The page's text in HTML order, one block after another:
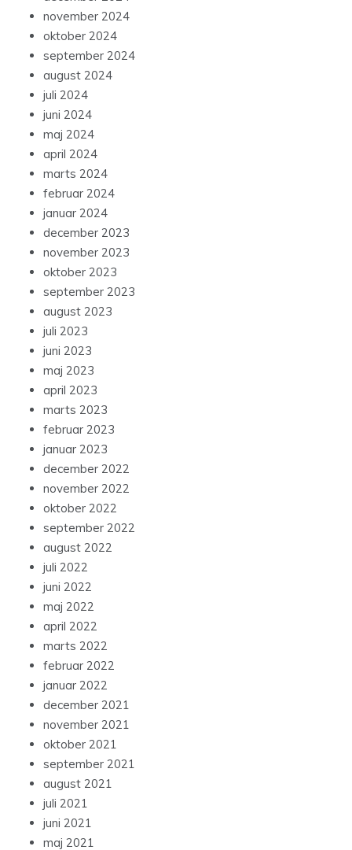
november 2024
oktober 2024
september 2024
august 2024
juli 2024
juni 2024
maj 2024
april 2024
marts 2024
februar 2024
januar 2024
december 2023
november 2023
oktober 2023
september 2023
august 2023
juli 2023
juni 2023
maj 2023
april 2023
marts 2023
februar 2023
januar 2023
december 2022
november 2022
oktober 2022
september 2022
august 2022
juli 2022
juni 2022
maj 2022
april 2022
marts 2022
februar 2022
januar 2022
december 2021
november 2021
oktober 2021
september 2021
august 2021
juli 2021
juni 2021
maj 2021